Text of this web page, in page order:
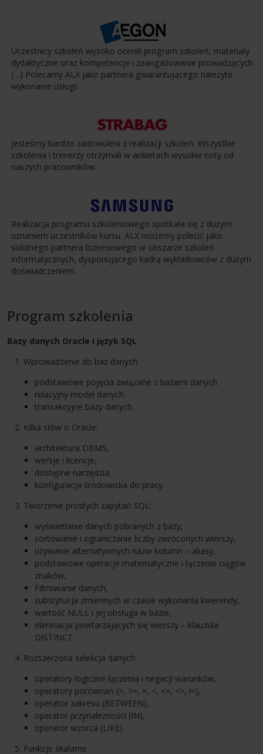
Uczestnicy szkoleń wysoko ocenili program szkoleń, materiały
dydaktyczne oraz kompetencje i zaangażowanie prowadzących.
(…) Polecamy ALX jako partnera gwarantującego należyte
wykonanie usługi.
Jesteśmy bardzo zadowoleni z realizacji szkoleń. Wszystkie
szkolenia i trenerzy otrzymali w ankietach wysokie noty od
naszych pracowników.
Realizacja programu szkoleniowego spotkała się z dużym
uznaniem uczestników kursu. ALX możemy polecić jako
solidnego partnera biznesowego w obszarze szkoleń
informatycznych, dysponującego kadrą wykładowców z dużym
doświadczeniem.
Program szkolenia
Bazy danych Oracle i język SQL
Wprowadzenie do baz danych:
podstawowe pojęcia związane z bazami danych
relacyjny model danych
transakcyjne bazy danych.
Kilka słów o Oracle:
architektura DBMS,
wersje i licencje,
dostępne narzędzia,
konfiguracja środowiska do pracy.
Tworzenie prostych zapytań SQL :
wyświetlanie danych pobranych z bazy,
sortowanie i ograniczanie liczby zwróconych wierszy,
używanie alternatywnych nazw kolumn – aliasy,
podstawowe operacje matematyczne i łączenie ciągów
znaków,
Filtrowanie danych,
substytucja zmiennych w czasie wykonania kwerendy,
wartość NULL i jej obsługa w bazie,
eliminacja powtarzających się wierszy – klauzula
DISTINCT.
Rozszerzona selekcja danych:
operatory logiczne łączenia i negacji warunków,
operatory porównań (>, >=, =, <, <=, <>, !=),
operator zakresu (BETWEEN),
operator przynależności (IN),
operator wzorca (LIKE).
Funkcje skalarne